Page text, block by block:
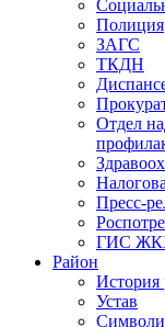
Полиция
ЗАГС
ТКДН
Отдел
Пресс-
ГИС
Район
История
Устав